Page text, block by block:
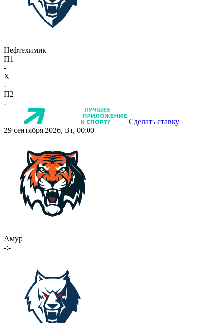
Нефтехимик
П1
-
X
-
П2
-
Сделать ставку
29 сентября 2026, Вт, 00:00
Амур
-:-